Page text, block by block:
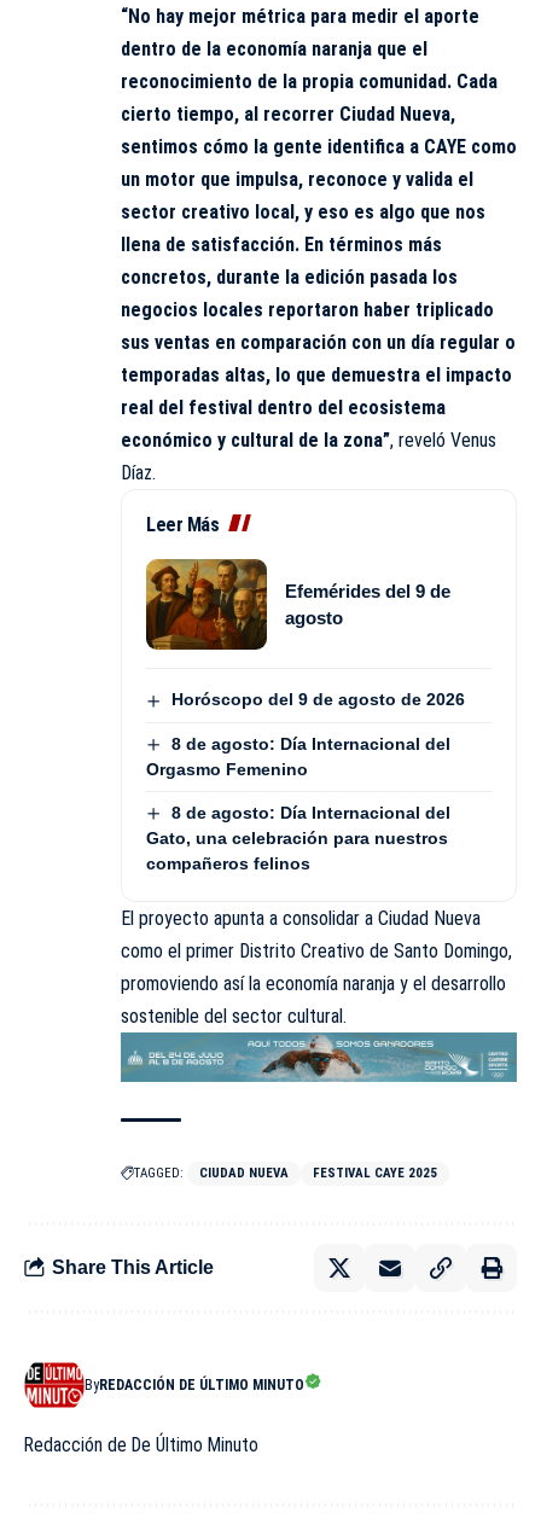
“No hay mejor métrica para medir el aporte
dentro de la economía naranja que el
reconocimiento de la propia comunidad. Cada
cierto tiempo, al recorrer Ciudad Nueva,
sentimos cómo la gente identifica a CAYE como
un motor que impulsa, reconoce y valida el
sector creativo local, y eso es algo que nos
llena de satisfacción. En términos más
concretos, durante la edición pasada los
negocios locales reportaron haber triplicado
sus ventas en comparación con un día regular o
temporadas altas, lo que demuestra el impacto
real del festival dentro del ecosistema
económico y cultural de la zona”, reveló Venus
Díaz.
Leer Más
Efemérides del 9 de
agosto
Horóscopo del 9 de agosto de 2026
8 de agosto: Día Internacional del
Orgasmo Femenino
8 de agosto: Día Internacional del
Gato, una celebración para nuestros
compañeros felinos
El proyecto apunta a consolidar a Ciudad Nueva
como el primer Distrito Creativo de Santo Domingo,
promoviendo así la economía naranja y el desarrollo
sostenible del sector cultural.
TAGGED: CIUDAD NUEVA FESTIVAL CAYE 2025
Share This Article
ByREDACCIÓN DE ÚLTIMO MINUTO
Redacción de De Último Minuto